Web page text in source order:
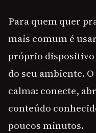
Para quem quer
mais comum é
próprio dispositivo
do seu ambiente.
calma: conecte,
conteúdo
poucos minutos.